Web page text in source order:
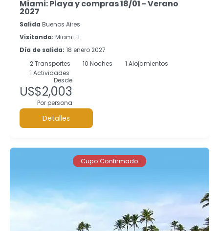
Miami: Playa y compras 18/01 - Verano
2027
Salida Buenos Aires
Visitando: Miami FL
Día de salida: 18 enero 2027
2Transportes 10 Noches
1 Alojamientos
1 Actividades
Desde
US$2,003
Por persona
Detalles
Cupo Confirmado